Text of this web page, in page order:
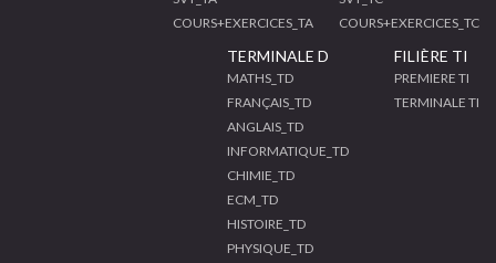
COURS+EXERCICES_TA
COURS+EXERCICES_TC
TERMINALE D
MATHS_TD
FRANÇAIS_TD
ANGLAIS_TD
INFORMATIQUE_TD
CHIMIE_TD
ECM_TD
HISTOIRE_TD
PHYSIQUE_TD
FILIÈRE TI
PREMIERE TI
TERMINALE TI